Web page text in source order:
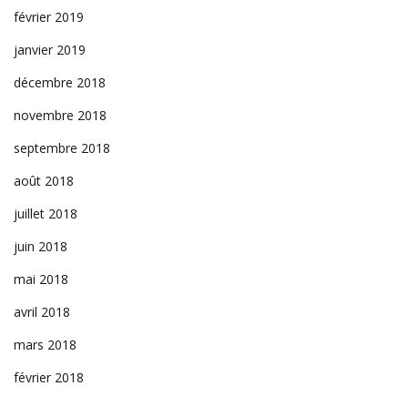
février 2019
janvier 2019
décembre 2018
novembre 2018
septembre 2018
août 2018
juillet 2018
juin 2018
mai 2018
avril 2018
mars 2018
février 2018